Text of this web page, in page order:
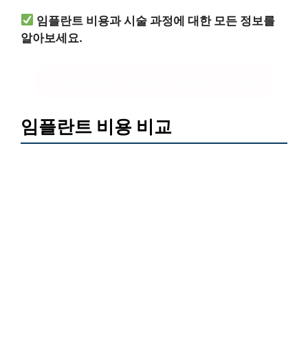
임플란트 비용과 시술 과정에 대한 모든 정보를
알아보세요.
임플란트 비용 비교